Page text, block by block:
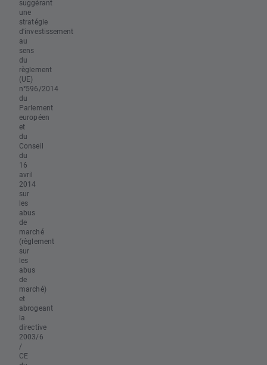
suggérant
une
stratégie
d'investissement
au
sens
du
règlement
(UE)
n°596/2014
du
Parlement
européen
et
du
Conseil
du
16
avril
2014
sur
les
abus
de
marché
(règlement
sur
les
abus
de
marché)
et
abrogeant
la
directive
2003/6
/
CE